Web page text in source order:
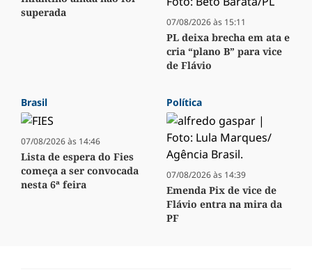
superada
07/08/2026 às 15:11
PL deixa brecha em ata e
cria “plano B” para vice
de Flávio
Brasil
07/08/2026 às 14:46
Lista de espera do Fies
começa a ser convocada
nesta 6ª feira
Política
07/08/2026 às 14:39
Emenda Pix de vice de
Flávio entra na mira da
PF